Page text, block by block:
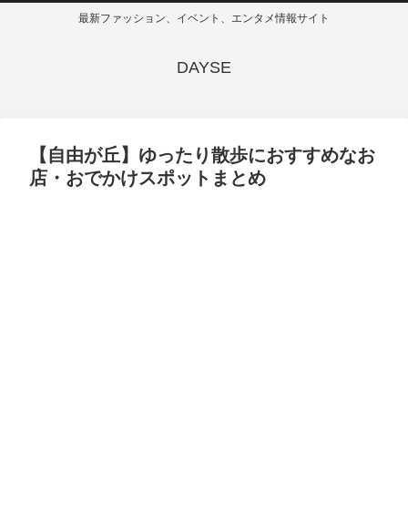
最新ファッション、イベント、エンタメ情報サイト
DAYSE
【自由が丘】ゆったり散歩におすすめなお
店・おでかけスポットまとめ